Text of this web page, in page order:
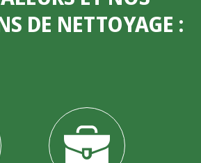
DE NETTOYAGE :